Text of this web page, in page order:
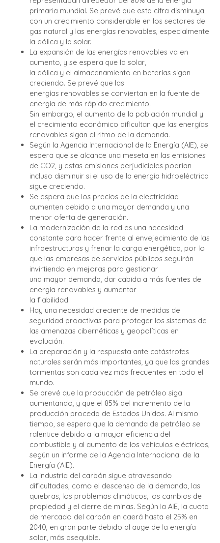
primaria mundial. Se prevé que esta cifra disminuya,
con un crecimiento considerable en los sectores del
gas natural y las energías renovables, especialmente
la eólica y la solar.
La expansión de las energías renovables va en
aumento, y se espera que la solar,
la eólica y el almacenamiento en baterías sigan
creciendo. Se prevé que las
energías renovables se conviertan en la fuente de
energía de más rápido crecimiento.
Sin embargo, el aumento de la población mundial y
el crecimiento económico dificultan que las energías
renovables sigan el ritmo de la demanda.
Según la Agencia Internacional de la Energía (AIE), se
espera que se alcance una meseta en las emisiones
de CO2, y estas emisiones perjudiciales podrían
incluso disminuir si el uso de la energía hidroeléctrica
sigue creciendo.
Se espera que los precios de la electricidad
aumenten debido a una mayor demanda y una
menor oferta de generación.
La modernización de la red es una necesidad
constante para hacer frente al envejecimiento de las
infraestructuras y frenar la carga energética, por lo
que las empresas de servicios públicos seguirán
invirtiendo en mejoras para gestionar
una mayor demanda, dar cabida a más fuentes de
energía renovables y aumentar
la fiabilidad.
Hay una necesidad creciente de medidas de
seguridad proactivas para proteger los sistemas de
las amenazas cibernéticas y geopolíticas en
evolución.
La preparación y la respuesta ante catástrofes
naturales serán más importantes, ya que las grandes
tormentas son cada vez más frecuentes en todo el
mundo.
Se prevé que la producción de petróleo siga
aumentando, y que el 85% del incremento de la
producción proceda de Estados Unidos. Al mismo
tiempo, se espera que la demanda de petróleo se
ralentice debido a la mayor eficiencia del
combustible y al aumento de los vehículos eléctricos,
según un informe de la Agencia Internacional de la
Energía (AIE).
La industria del carbón sigue atravesando
dificultades, como el descenso de la demanda, las
quiebras, los problemas climáticos, los cambios de
propiedad y el cierre de minas. Según la AIE, la cuota
de mercado del carbón en caerá hasta el 25% en
2040, en gran parte debido al auge de la energía
solar, más asequible.